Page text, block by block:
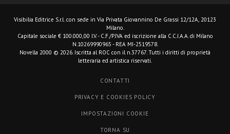
Visibilia Editrice S.r.l. con sede in Via Privata Giovannino De Grassi 12/12A, 20123
Milano.
Capitale sociale € 100.000,00 I.V. - C.F./P.IVA ed iscrizione alla C.C.I.A.A. di Milano
N.10269990965 - REA MI-2519578.
Novella 2000 © 2026. Iscritta al ROC con il n.37767. Tutti i diritti di proprietà
letteraria ed artistica riservati.
CONTATTI
PRIVACY E COOKIES POLICY
IMPOSTAZIONI COOKIE
TORNA SU